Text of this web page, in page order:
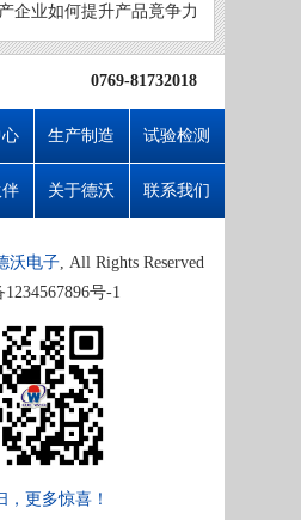
企业如何提升产品竟争力
0769-81732018
生产制造 试验检测
关于德沃 联系我们
沃电子, All Rights Reserved
号-1
，更多惊喜！